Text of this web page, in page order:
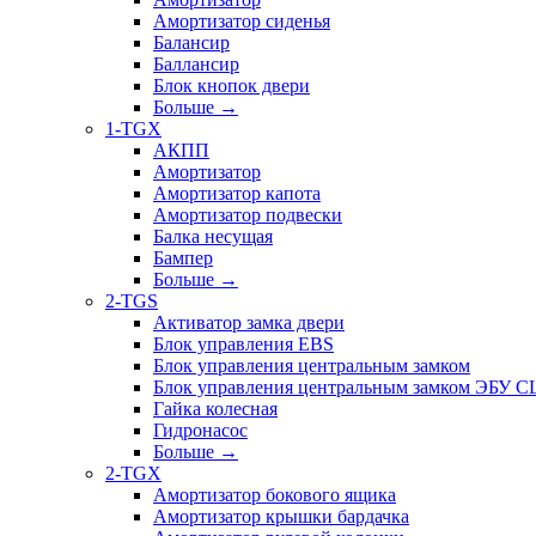
Амортизатор сиденья
Балансир
Баллансир
Блок кнопок двери
Больше →
1-TGX
АКПП
Амортизатор
Амортизатор капота
Амортизатор подвески
Балка несущая
Бампер
Больше →
2-TGS
Активатор замка двери
Блок управления EBS
Блок управления центральным замком
Блок управления центральным замком ЭБУ
Гайка колесная
Гидронасос
Больше →
2-TGX
Амортизатор бокового ящика
Амортизатор крышки бардачка